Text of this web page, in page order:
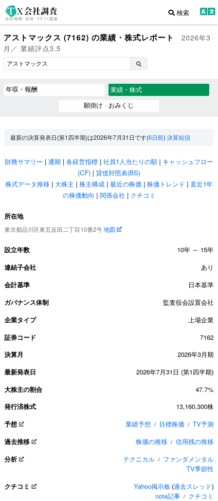
検索
アストマックス (7162) の業績・株式レポート
2026年3
月／ 業績評点3.5
年収・報酬
業績・株式
願掛け · おみくじ
最新の決算発表日(第1四半期)は2026年7月31日です(6日前)決算短信
財務サマリー | 通期 | 各経営指標 | 社員1人当たりの額 | キャッシュフロー
(CF) | 貸借対照表(BS)
株式データ推移 | 大株主 | 株主構成 | 最近の株価 | 株価トレンド | 直近1年
の株価動向 | 関係会社 | クチコミ
所在地
東京都品川区東五反田二丁目10番2号地図
設立年数
10年 ～ 15年
連結子会社
あり
会計基準
日本基準
ガバナンス体制
監査役会設置会社
企業タイプ
上場企業
証券コード
7162
決算月
2026年3月期
最新発表日
2026年7月31日 (第1四半期)
大株主の割合
47.7%
発行済株式
13,160,300株
予想
業績予想 / 目標株価 / TV予測
過去推移
株価の推移 / 信用残の推移
分析
テクニカル / ファンダメンタル
TV季節性
クチコミ
Yahoo掲示板 (過去スレッド)
note記事 / クチコミ